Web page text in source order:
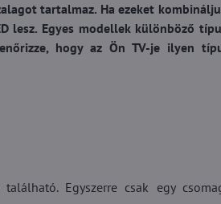
tartalmaz. Ha ezeket
lesz. Egyes modellek különböző
hogy az Ön TV-je ilyen
Egyszerre csak egy